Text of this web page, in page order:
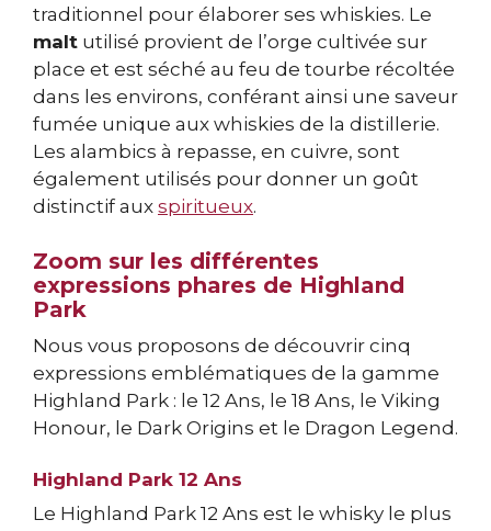
traditionnel pour élaborer ses whiskies. Le
malt utilisé provient de l’orge cultivée sur
place et est séché au feu de tourbe récoltée
dans les environs, conférant ainsi une saveur
fumée unique aux whiskies de la distillerie.
Les alambics à repasse, en cuivre, sont
également utilisés pour donner un goût
distinctif aux spiritueux.
Zoom sur les différentes
expressions phares de Highland
Park
Nous vous proposons de découvrir cinq
expressions emblématiques de la gamme
Highland Park : le 12 Ans, le 18 Ans, le Viking
Honour, le Dark Origins et le Dragon Legend.
Highland Park 12 Ans
Le Highland Park 12 Ans est le whisky le plus